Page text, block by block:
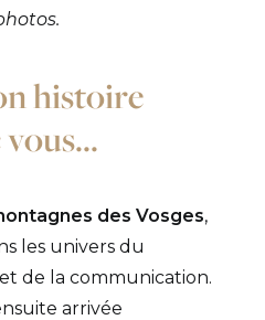
histoire
des Vosges,
les univers du
de la communication.
arrivée